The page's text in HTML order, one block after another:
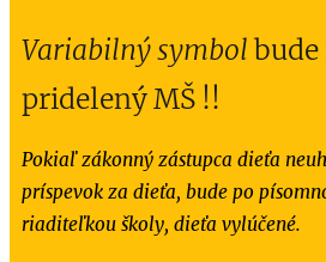
Variabilný symbol
pridelený MŠ !!
Pokiaľ zákonný zástupca dieťa
príspevok za dieťa, bude po
riaditeľkou školy, dieťa vylúčené.